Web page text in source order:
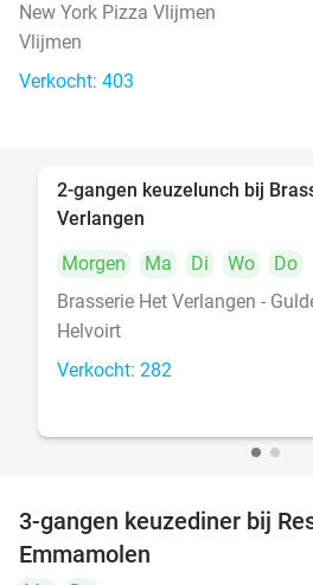
New York Pizza Vlijmen
Vlijmen
Verkocht: 403
2-gangen keuzelunch bij
Verlangen
Morgen
Ma Di Wo
Do
Brasserie Het Verlangen -
Helvoirt
Verkocht: 282
3-gangen keuzediner bij
Emmamolen